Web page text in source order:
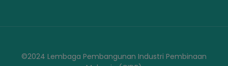
©2024 Lembaga Pembangunan Industri Pembinaan